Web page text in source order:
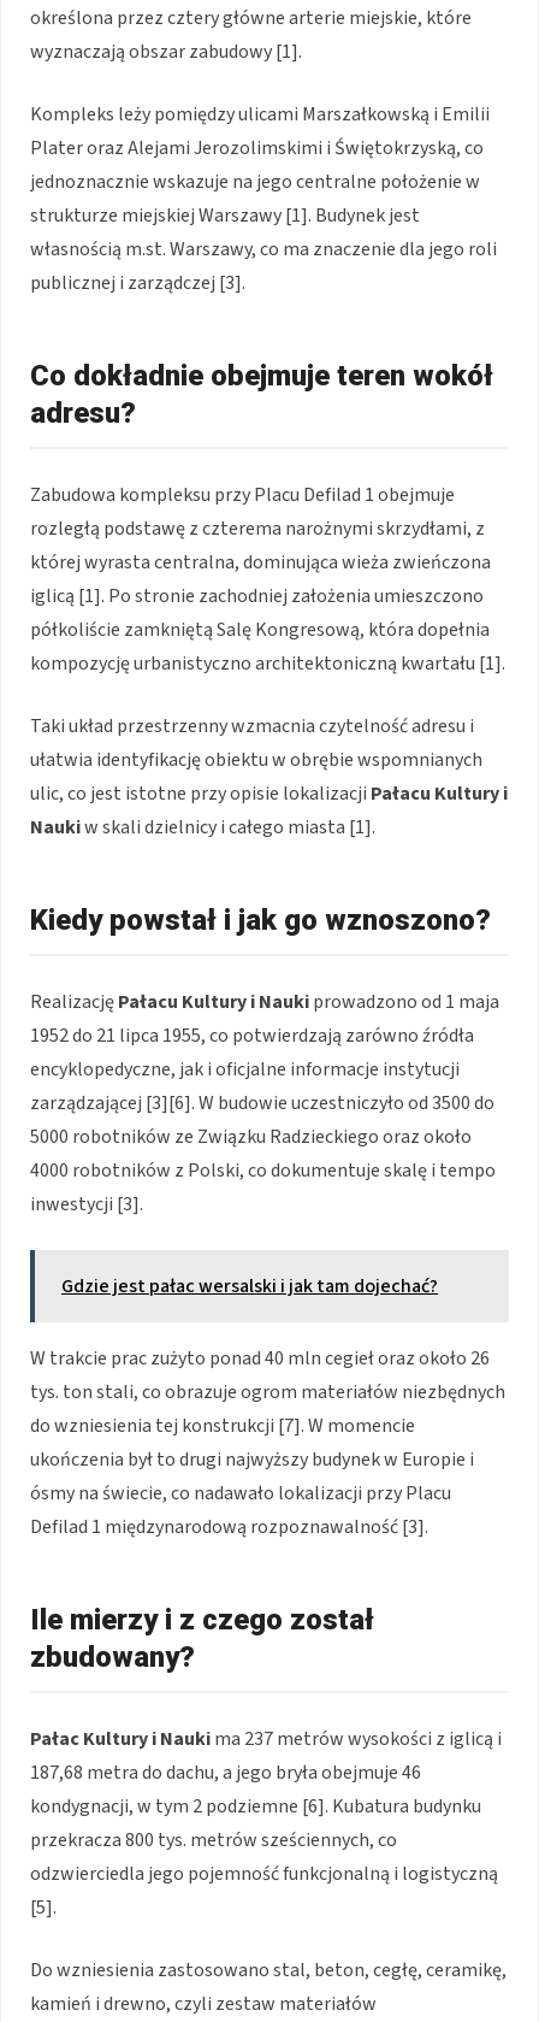
określona przez cztery główne arterie miejskie, które
wyznaczają obszar zabudowy [1].
Kompleks leży pomiędzy ulicami Marszałkowską i Emilii
Plater oraz Alejami Jerozolimskimi i Świętokrzyską, co
jednoznacznie wskazuje na jego centralne położenie w
strukturze miejskiej Warszawy [1]. Budynek jest
własnością m.st. Warszawy, co ma znaczenie dla jego roli
publicznej i zarządczej [3].
Co dokładnie obejmuje teren wokół
adresu?
Zabudowa kompleksu przy Placu Defilad 1 obejmuje
rozległą podstawę z czterema narożnymi skrzydłami, z
której wyrasta centralna, dominująca wieża zwieńczona
iglicą [1]. Po stronie zachodniej założenia umieszczono
półkoliście zamkniętą Salę Kongresową, która dopełnia
kompozycję urbanistyczno architektoniczną kwartału [1].
Taki układ przestrzenny wzmacnia czytelność adresu i
ułatwia identyfikację obiektu w obrębie wspomnianych
ulic, co jest istotne przy opisie lokalizacji Pałacu Kultury i
Naukiw skali dzielnicy i całego miasta [1].
Kiedy powstał i jak go wznoszono?
RealizacjęPałacu Kultury i Naukiprowadzono od 1 maja
1952 do 21 lipca 1955, co potwierdzają zarówno źródła
encyklopedyczne, jak i oficjalne informacje instytucji
zarządzającej [3][6]. W budowie uczestniczyło od 3500 do
5000 robotników ze Związku Radzieckiego oraz około
4000 robotników z Polski, co dokumentuje skalę i tempo
inwestycji [3].
Gdzie jest pałac wersalski i jak tam dojechać?
W trakcie prac zużyto ponad 40 mln cegieł oraz około 26
tys. ton stali, co obrazuje ogrom materiałów niezbędnych
do wzniesienia tej konstrukcji [7]. W momencie
ukończenia był to drugi najwyższy budynek w Europie i
ósmy na świecie, co nadawało lokalizacji przy Placu
Defilad 1 międzynarodową rozpoznawalność [3].
Ile mierzy i z czego został
zbudowany?
Pałac Kultury i Naukima 237 metrów wysokości z iglicą i
187,68 metra do dachu, a jego bryła obejmuje 46
kondygnacji, w tym 2 podziemne [6]. Kubatura budynku
przekracza 800 tys. metrów sześciennych, co
odzwierciedla jego pojemność funkcjonalną i logistyczną
[5].
Do wzniesienia zastosowano stal, beton, cegłę, ceramikę,
kamień i drewno, czyli zestaw materiałów